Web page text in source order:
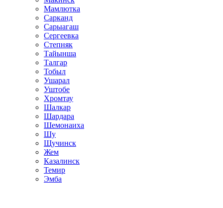
Мамлютка
Сарканд
Сарыагаш
Сергеевка
Степняк
Тайынша
Талгар
Тобыл
Ушарал
Уштобе
Хромтау
Шалкар
Шардара
Шемонаиха
Шу
Щучинск
Жем
Казалинск
Темир
Эмба